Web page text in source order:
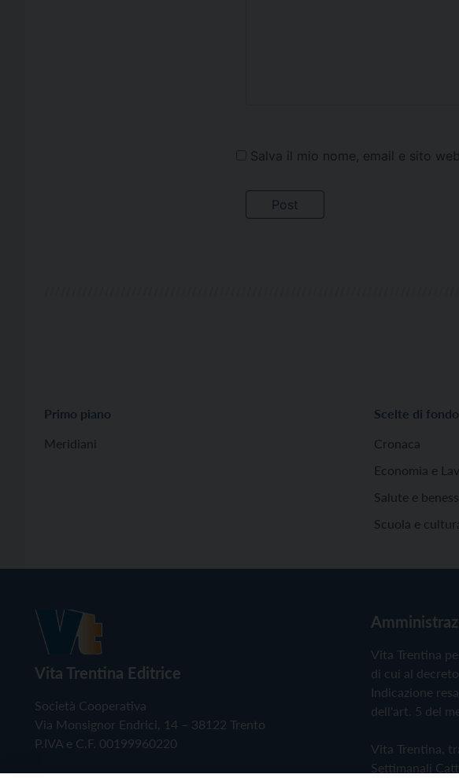
Salva il mio nome, email e sito
Primo piano
Meridiani
Scelte di fondo
Cronaca
Economia e
Salute e
Scuola e
Vita Trentina Editrice
Società Cooperativa
Via Monsignor Endrici, 14 – 38122 Trento
P.IVA e C.F. 00199960220
Vita Trentina
di cui al
Indicazione
dell'art. 5 del
Vita Trentina,
Settimanali